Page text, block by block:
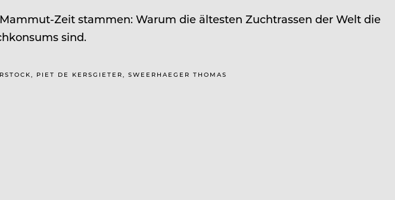
Zeit stammen: Warum die ältesten Zuchtrassen der Welt die
sind.
PIET DE KERSGIETER, SWEERHAEGER THOMAS